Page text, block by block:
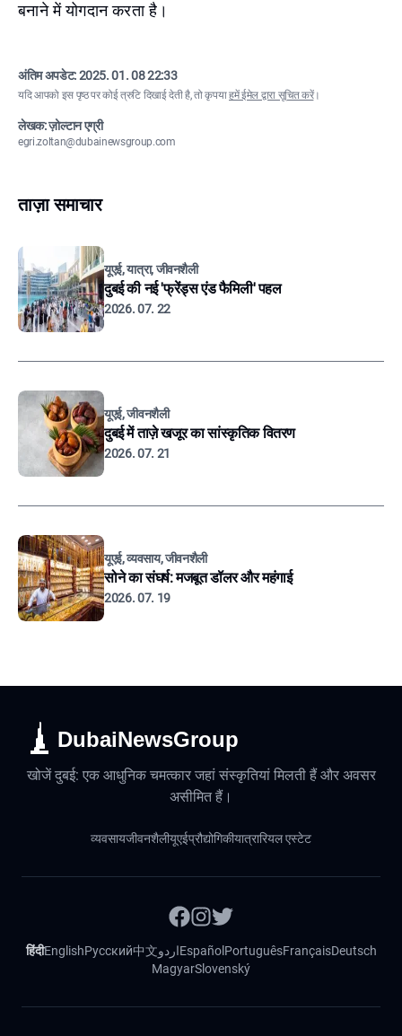
बनाने में योगदान करता है।
अंतिम अपडेट:2025. 01. 08 22:33
यदि आपको इस पृष्ठ पर कोई त्रुटि दिखाई देती है, तो कृपयाहमें ईमेल द्वारा सूचित करें।
लेखक: ज़ोल्टान एग्री
egri.zoltan@dubainewsgroup.com
ताज़ा समाचार
यूएई, यात्रा, जीवनशैली
दुबई की नई 'फ्रेंड्स एंड फैमिली' पहल
2026. 07. 22
यूएई, जीवनशैली
दुबई में ताज़े खजूर का सांस्कृतिक वितरण
2026. 07. 21
यूएई, व्यवसाय, जीवनशैली
सोने का संघर्ष: मजबूत डॉलर और महंगाई
2026. 07. 19
DubaiNewsGroup
खोजें दुबई: एक आधुनिक चमत्कार जहां संस्कृतियां मिलती हैं और अवसर
असीमित हैं।
व्यवसायजीवनशैलीयूएईप्रौद्योगिकीयात्रारियल एस्टेट
हिंदीEnglishРусский中文اردوEspañol PortuguêsFrançaisDeutsch
MagyarSlovenský